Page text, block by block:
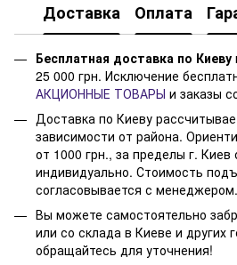
Доставка Оплата
Бесплатная доставка по Киеву
25 000 грн. Исключение
АКЦИОННЫЕ ТОВАРЫ и заказы
Доставка по Киеву
зависимости от района.
от 1000 грн., за пределы г. Киев
индивидуально. Стоимость
согласовывается с менеджером.
Вы можете самостоятельно
или со склада в Киеве и других
обращайтесь для уточнения!